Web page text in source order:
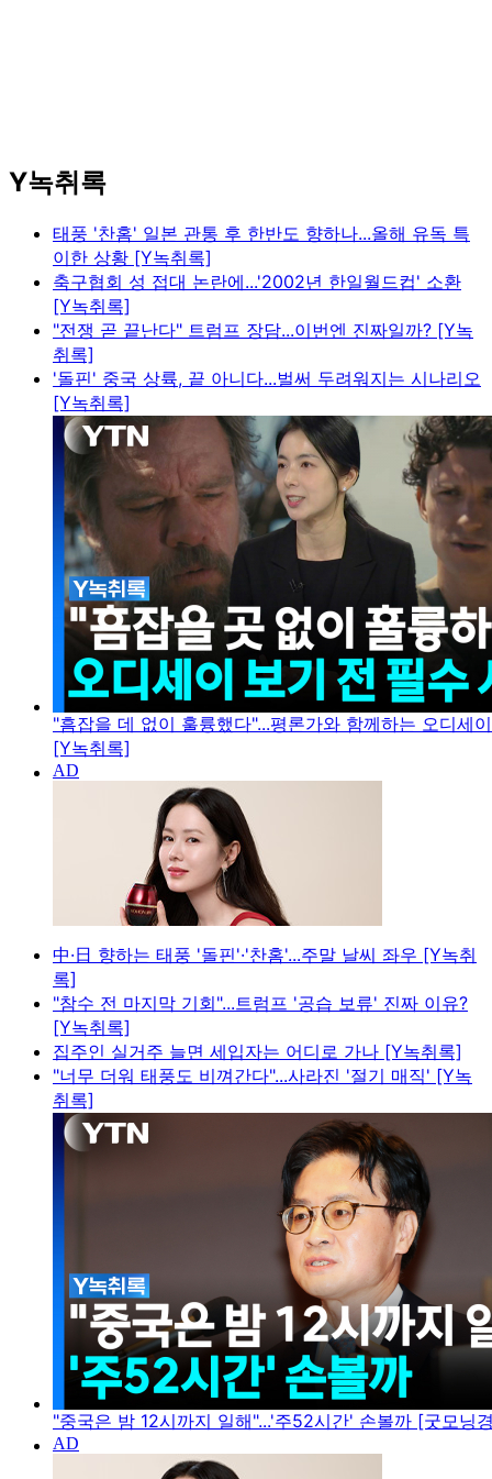
Y녹취록
태풍 '찬홈' 일본 관통 후 한반도 향하나...올해 유독 특
이한 상황 [Y녹취록]
축구협회 성 접대 논란에...'2002년 한일월드컵' 소환
[Y녹취록]
"전쟁 곧 끝난다" 트럼프 장담...이번엔 진짜일까? [Y녹
취록]
'돌핀' 중국 상륙, 끝 아니다...벌써 두려워지는 시나리오
[Y녹취록]
"흠잡을 데 없이 훌륭했다"...평론가와 함께하는 오디세
[Y녹취록]
中·日 향하는 태풍 '돌핀'·'찬홈'...주말 날씨 좌우 [Y녹취
록]
"참수 전 마지막 기회"...트럼프 '공습 보류' 진짜 이유?
[Y녹취록]
집주인 실거주 늘면 세입자는 어디로 가나 [Y녹취록]
"너무 더워 태풍도 비껴간다"...사라진 '절기 매직' [Y녹
취록]
"중국은 밤 12시까지 일해"...'주52시간' 손볼까 [굿모닝